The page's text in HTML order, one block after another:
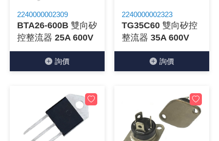
2240000002309
BTA26-600B 雙向矽
控整流器 25A 600V
詢價
2240000002323
TG35C60 雙向矽控
整流器 35A 600V
詢價